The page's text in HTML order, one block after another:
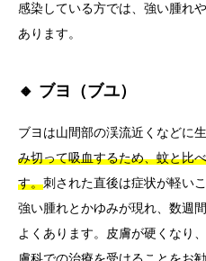
感染している方では、強い腫れ
あります。
🔸 ブヨ（ブユ）
ブヨは山間部の渓流近くなどに
み切って吸血するため、蚊と比
す。刺された直後は症状が軽い
強い腫れとかゆみが現れ、数週
よくあります。皮膚が硬くなり